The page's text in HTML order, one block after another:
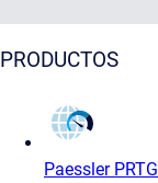
PRODUCTOS
Paessler PRTG